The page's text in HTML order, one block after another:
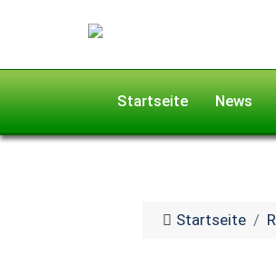
Startseite News
Startseite